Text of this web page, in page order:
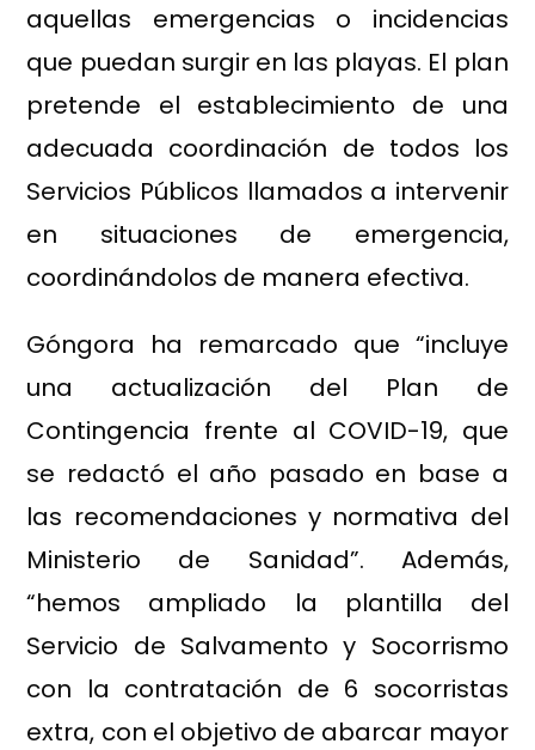
aquellas emergencias o incidencias
que puedan surgir en las playas. El plan
pretende el establecimiento de una
adecuada coordinación de todos los
Servicios Públicos llamados a intervenir
en situaciones de emergencia,
coordinándolos de manera efectiva.
Góngora ha remarcado que “incluye
una actualización del Plan de
Contingencia frente al COVID-19, que
se redactó el año pasado en base a
las recomendaciones y normativa del
Ministerio de Sanidad”. Además,
“hemos ampliado la plantilla del
Servicio de Salvamento y Socorrismo
con la contratación de 6 socorristas
extra, con el objetivo de abarcar mayor